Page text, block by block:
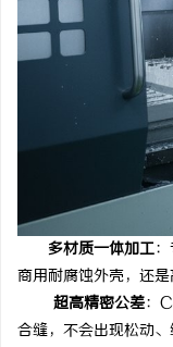
多材质一体加工
商用耐腐蚀外壳，还
超高精密公差：
合缝，不会出现松动